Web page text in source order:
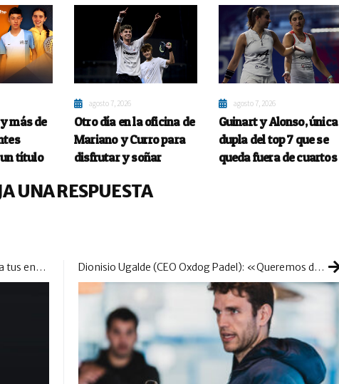
más de
título
agosto 7, 2026
Otro día en la oficina de
Mariano y Curro para
disfrutar y soñar
agosto 7, 2026
Guinart y Alonso, única
dupla del top 7 que se
queda fuera de cuartos
UNA RESPUESTA
Conoce el Amazfit Bip 6: un gran aliado para tus entrenamientos más exigentes Dionisio Ugalde (CEO Oxdog Padel): «Queremos desarrollarnos optando por la diferencia, hacer que nuestras palas destaquen por su diseño y tecnología»